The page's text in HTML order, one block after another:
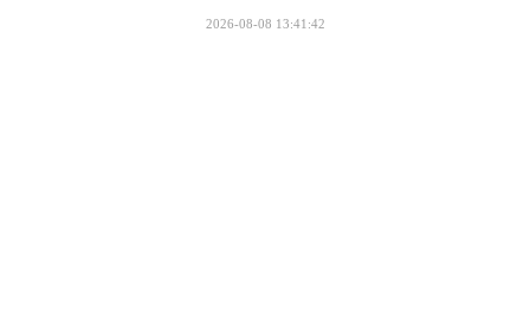
2026-08-08 13:41:42